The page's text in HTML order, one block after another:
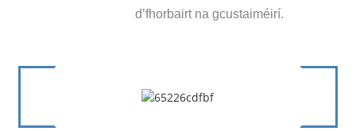
d’fhorbairt na gcustaiméirí.